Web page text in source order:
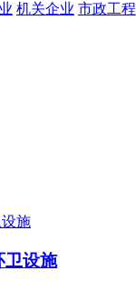
机关企业 市政工程
卫设施